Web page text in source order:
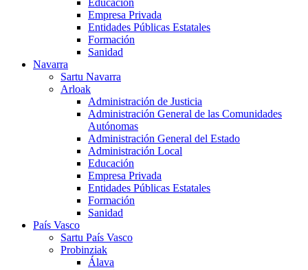
Educación
Empresa Privada
Entidades Públicas Estatales
Formación
Sanidad
Navarra
Sartu Navarra
Arloak
Administración de Justicia
Administración General de las Comunidades
Autónomas
Administración General del Estado
Administración Local
Educación
Empresa Privada
Entidades Públicas Estatales
Formación
Sanidad
País Vasco
Sartu País Vasco
Probinziak
Álava